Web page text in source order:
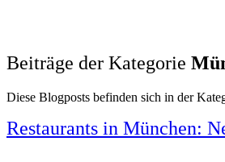
Beiträge der Kategorie
Diese Blogposts befinden sich in der
Restaurants in München: